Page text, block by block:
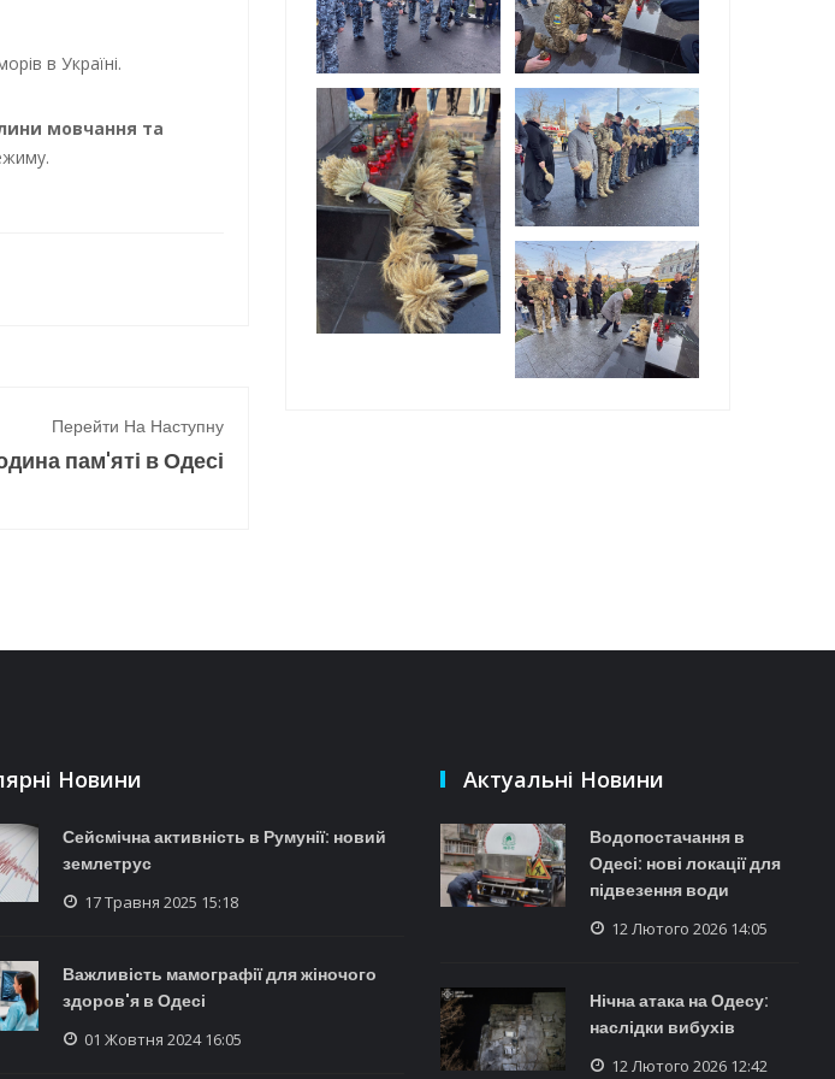
в Україні.
мовчання та
Перейти На Наступну
пам'яті в Одесі
Новини
Сейсмічна активність в Румунії: новий
землетрус
17 Травня 2025 15:18
Важливість мамографії для жіночого
здоров'я в Одесі
01 Жовтня 2024 16:05
Актуальні Новини
Водопостачання в
Одесі: нові локації для
підвезення води
12 Лютого 2026 14:05
Нічна атака на Одесу:
наслідки вибухів
12 Лютого 2026 12:42